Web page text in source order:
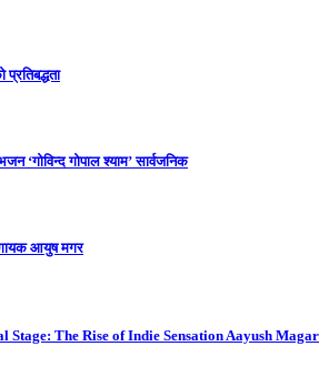
‘गोविन्द गोपाल श्याम’ सार्वजनिक
आयुष मगर
Stage: The Rise of Indie Sensation Aayush Magar